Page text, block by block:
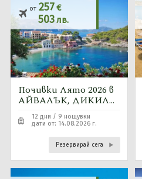
от 257€
503лв.
Почивки Лято 2026 в
АЙВАЛЪК, ДИКИЛИ
Турция - 9 нощувки
-автобусна програма
12 дни / 9 нощувки
дати от: 14.08.2026 г.
Резервирай сега